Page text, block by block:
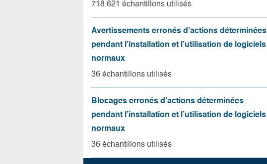
718.621 échantillons utilisés
Avertissements erronés d’actions déterminées
pendant l’installation et l’utilisation de logiciels
normaux
36 échantillons utilisés
Blocages erronés d’actions déterminées
pendant l’installation et l’utilisation de logiciels
normaux
36 échantillons utilisés